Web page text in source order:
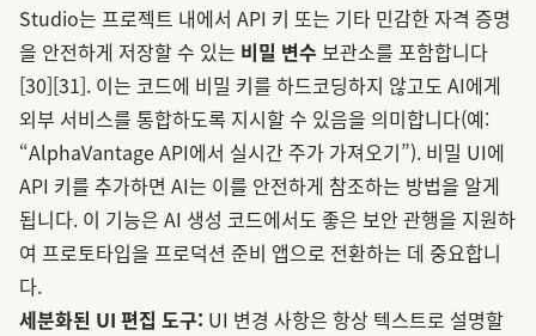
Studio는 프로젝트 내에서 API 키 또는 기타 민감한 자격 증명
을 안전하게 저장할 수 있는 비밀 변수 보관소를 포함합니다
[30][31]. 이는 코드에 비밀 키를 하드코딩하지 않고도 AI에게
외부 서비스를 통합하도록 지시할 수 있음을 의미합니다(예:
“AlphaVantage API에서 실시간 주가 가져오기”). 비밀 UI에
API 키를 추가하면 AI는 이를 안전하게 참조하는 방법을 알게
됩니다. 이 기능은 AI 생성 코드에서도 좋은 보안 관행을 지원하
여 프로토타입을 프로덕션 준비 앱으로 전환하는 데 중요합니
다.
세분화된 UI 편집 도구: UI 변경 사항은 항상 텍스트로 설명할